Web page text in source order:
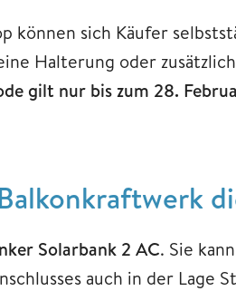
können sich Käufer
Halterung oder
gilt nur bis zum 28.
Solarbank 2 AC. Sie
auch in der Lage